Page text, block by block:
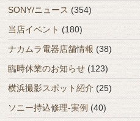
SONY/ニュース (354)
当店イベント (180)
ナカムラ電器店舗情報 (38)
臨時休業のお知らせ (123)
横浜撮影スポット紹介 (25)
ソニー持込修理-実例 (40)